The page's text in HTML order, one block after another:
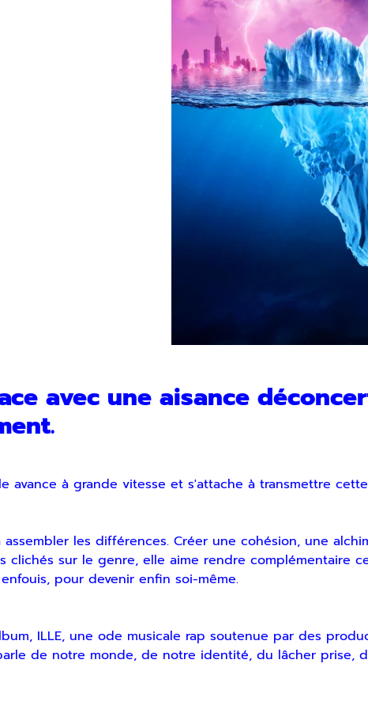
avec une aisance
avance à grande vitesse et s'attache à transmettre
les différences. Créer une cohésion, une
sur le genre, elle aime rendre complémentaire
pour devenir enfin soi-même.
ILLE, une ode musicale rap soutenue par des
de notre monde, de notre identité, du lâcher prise,